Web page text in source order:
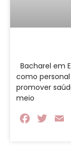
Bacharel em
como
promover
meio
Facebook